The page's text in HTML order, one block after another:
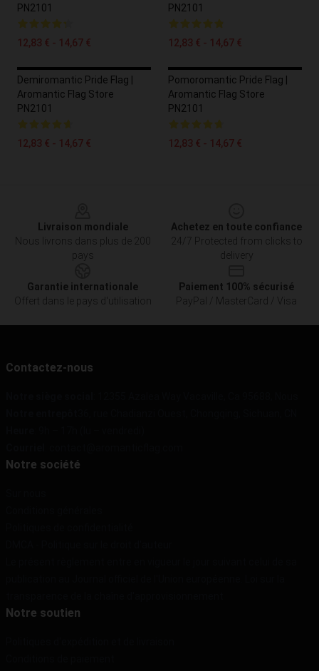
PN2101
12,83 € - 14,67 €
PN2101
12,83 € - 14,67 €
Demiromantic Pride Flag |
Aromantic Flag Store
PN2101
12,83 € - 14,67 €
Pomoromantic Pride Flag |
Aromantic Flag Store
PN2101
12,83 € - 14,67 €
Livraison mondiale
Nous livrons dans plus de 200
pays
Achetez en toute confiance
24/7 Protected from clicks to
delivery
Garantie internationale
Offert dans le pays d'utilisation
Paiement 100% sécurisé
PayPal / MasterCard / Visa
Contactez-nous
Notre société
Notre soutien